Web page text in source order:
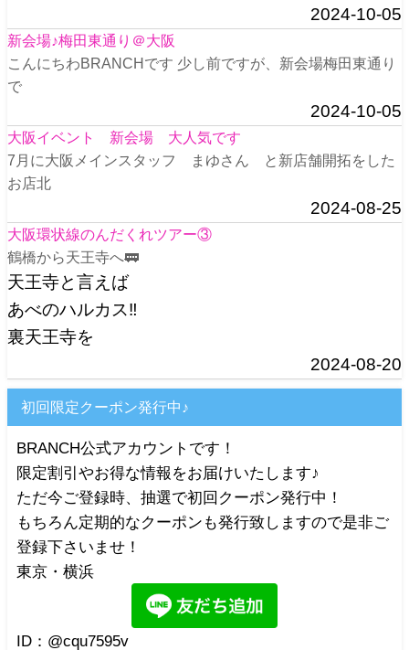
2024-10-05
新会場♪梅田東通り＠大阪
こんにちわBRANCHです 少し前ですが、新会場梅田東通り
で
2024-10-05
大阪イベント 新会場 大人気です
7月に大阪メインスタッフ まゆさん と新店舗開拓をした
お店北
2024-08-25
大阪環状線のんだくれツアー③
鶴橋から天王寺へ🚃
天王寺と言えば
あべのハルカス‼️
裏天王寺を
2024-08-20
初回限定クーポン発行中♪
BRANCH公式アカウントです！
限定割引やお得な情報をお届けいたします♪
ただ今ご登録時、抽選で初回クーポン発行中！
もちろん定期的なクーポンも発行致しますので是非ご
登録下さいませ！
東京・横浜
ID：@cqu7595v